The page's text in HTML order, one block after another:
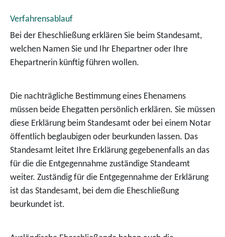
Verfahrensablauf
Bei der Eheschließung erklären Sie beim Standesamt,
welchen Namen Sie und Ihr Ehepartner oder Ihre
Ehepartnerin künftig führen wollen.
Die nachträgliche Bestimmung eines Ehenamens
müssen beide Ehegatten persönlich erklären. Sie müssen
diese Erklärung beim Standesamt oder bei einem Notar
öffentlich beglaubigen oder beurkunden lassen. Das
Standesamt leitet Ihre Erklärung gegebenenfalls an das
für die die Entgegennahme zuständige Standeamt
weiter. Zuständig für die Entgegennahme der Erklärung
ist das Standesamt, bei dem die Eheschließung
beurkundet ist.